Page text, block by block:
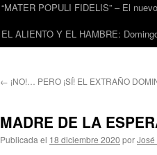
“MATER POPULI FIDELIS” – El
EL ALIENTO Y EL HAMBRE:
← ¡NO!… PERO ¡SÍ! EL EXTRAÑO
MADRE DE LA
Publicada el 18 diciembre 2020 porJosé